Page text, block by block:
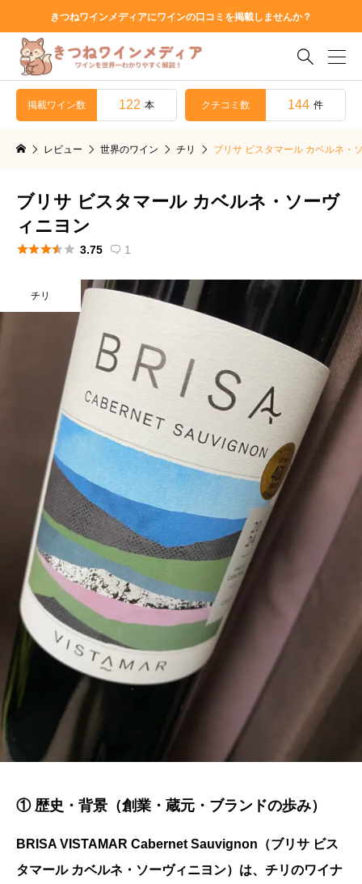
きつねワインメディアにワインの口コミを掲載しませんか？

掲載ワイン数 122 本 クチコミ数 144 件
レビュー 世界のワイン チリ ブリサ ビスタマール カベルネ・
ブリサ ビスタマール カベルネ・ソーヴ
ィニヨン
 3.75  1
チリ
① 歴史・背景（創業・蔵元・ブランドの歩み）
BRISA VISTAMAR Cabernet Sauvignon（ブリサ ビス
タマール カベルネ・ソーヴィニヨン）は、チリのワイナ